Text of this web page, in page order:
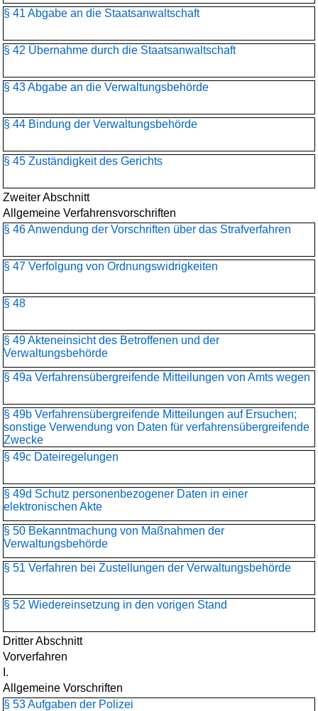
§ 41 Abgabe an die Staatsanwaltschaft
§ 42 Übernahme durch die Staatsanwaltschaft
§ 43 Abgabe an die Verwaltungsbehörde
§ 44 Bindung der Verwaltungsbehörde
§ 45 Zuständigkeit des Gerichts
Zweiter Abschnitt
Allgemeine Verfahrensvorschriften
§ 46 Anwendung der Vorschriften über das Strafverfahren
§ 47 Verfolgung von Ordnungswidrigkeiten
§ 48
§ 49 Akteneinsicht des Betroffenen und der
Verwaltungsbehörde
§ 49a Verfahrensübergreifende Mitteilungen von Amts wegen
§ 49b Verfahrensübergreifende Mitteilungen auf Ersuchen;
sonstige Verwendung von Daten für verfahrensübergreifende
Zwecke
§ 49c Dateiregelungen
§ 49d Schutz personenbezogener Daten in einer
elektronischen Akte
§ 50 Bekanntmachung von Maßnahmen der
Verwaltungsbehörde
§ 51 Verfahren bei Zustellungen der Verwaltungsbehörde
§ 52 Wiedereinsetzung in den vorigen Stand
Dritter Abschnitt
Vorverfahren
I.
Allgemeine Vorschriften
§ 53 Aufgaben der Polizei